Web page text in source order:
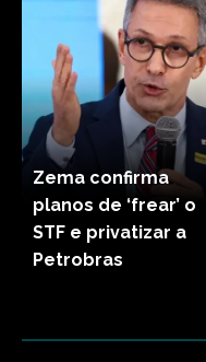
Zema confirma
planos de ‘frear’ o
STF e privatizar a
Petrobras